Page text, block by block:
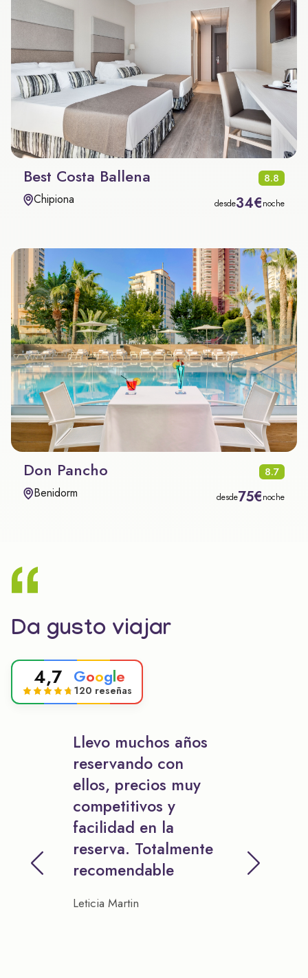
Best Costa Ballena 8.8
Chipiona desde34€noche
Don Pancho 8.7
Benidorm desde75€noche
Da gusto viajar
4,7 Google
120 reseñas
Llevo muchos años
reservando con
ellos, precios muy
competitivos y
facilidad en la
reserva. Totalmente
recomendable
Leticia Martin